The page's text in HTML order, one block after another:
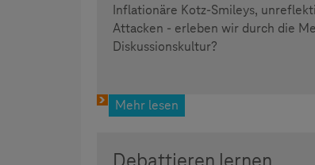
Inflationäre Kotz-Smileys,
Attacken - erleben wir durch die
Diskussionskultur?
Mehr lesen